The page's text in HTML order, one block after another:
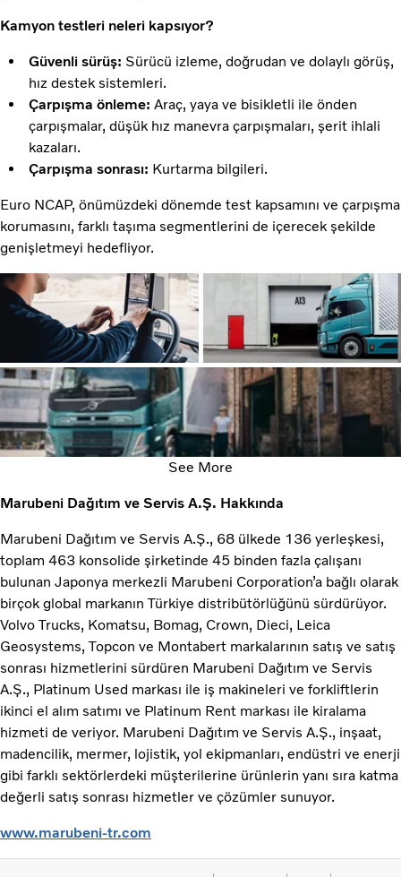
Kamyon testleri neleri kapsıyor?
Güvenli sürüş: Sürücü izleme, doğrudan ve dolaylı görüş,
hız destek sistemleri.
Çarpışma önleme: Araç, yaya ve bisikletli ile önden
çarpışmalar, düşük hız manevra çarpışmaları, şerit ihlali
kazaları.
Çarpışma sonrası: Kurtarma bilgileri.
Euro NCAP, önümüzdeki dönemde test kapsamını ve çarpışma
korumasını, farklı taşıma segmentlerini de içerecek şekilde
genişletmeyi hedefliyor.
See More
Marubeni Dağıtım ve Servis A.Ş. Hakkında
Marubeni Dağıtım ve Servis A.Ş., 68 ülkede 136 yerleşkesi,
toplam 463 konsolide şirketinde 45 binden fazla çalışanı
bulunan Japonya merkezli Marubeni Corporation’a bağlı olarak
birçok global markanın Türkiye distribütörlüğünü sürdürüyor.
Volvo Trucks, Komatsu, Bomag, Crown, Dieci, Leica
Geosystems, Topcon ve Montabert markalarının satış ve satış
sonrası hizmetlerini sürdüren Marubeni Dağıtım ve Servis
A.Ş., Platinum Used markası ile iş makineleri ve forkliftlerin
ikinci el alım satımı ve Platinum Rent markası ile kiralama
hizmeti de veriyor. Marubeni Dağıtım ve Servis A.Ş., inşaat,
madencilik, mermer, lojistik, yol ekipmanları, endüstri ve enerji
gibi farklı sektörlerdeki müşterilerine ürünlerin yanı sıra katma
değerli satış sonrası hizmetler ve çözümler sunuyor.
www.marubeni-tr.com